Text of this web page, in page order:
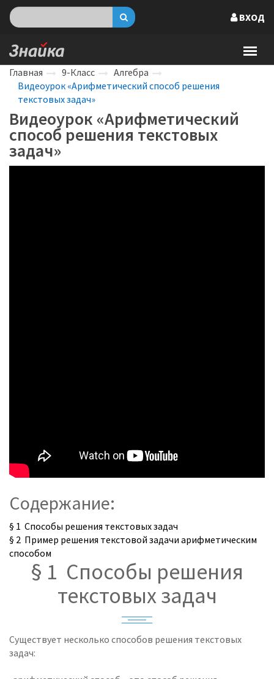
ВХОД
Главная 9-Класс
Алгебра
Видеоурок «Арифметический способ решения
текстовых задач»
Видеоурок «Арифметический
способ решения текстовых
задач»
Содержание:
§ 1 Способы решения текстовых задач
§ 2 Пример решения текстовой задачи арифметическим
способом
§ 1 Способы решения
текстовых задач
Существует несколько способов решения текстовых
задач: